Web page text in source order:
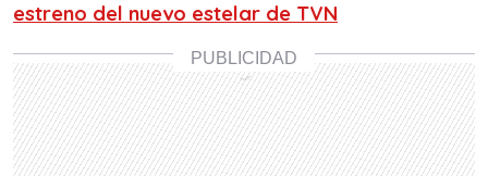
estreno del nuevo estelar de TVN